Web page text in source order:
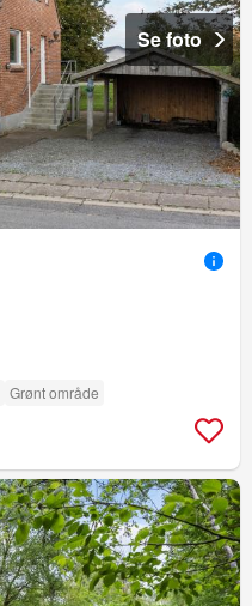
Se foto
Grønt område